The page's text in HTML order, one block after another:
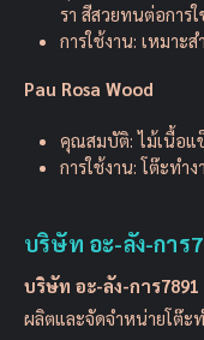
รา สีสวยทนต่อการใ
การใช้งาน: เหมาะ
Pau Rosa Wood
คุณสมบัติ: ไม้เนื้อแ
การใช้งาน: โต๊ะทำ
บริษัท อะ-ลัง-การ
บริษัท อะ-ลัง-การ7891
ผลิตและจัดจำหน่ายโต๊ะ